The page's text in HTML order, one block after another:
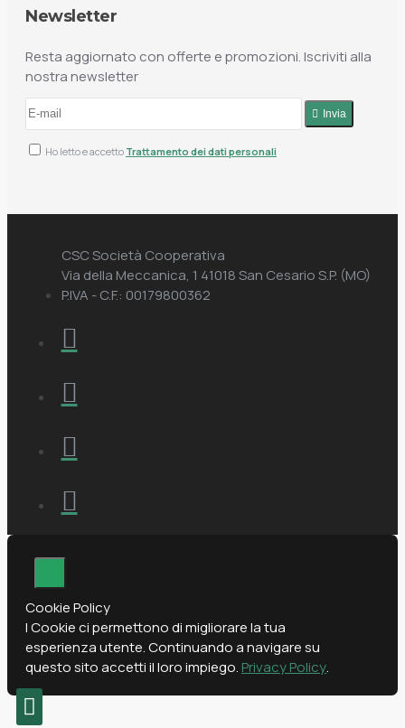
Newsletter
Resta aggiornato con offerte e promozioni. Iscriviti alla
nostra newsletter
Invia
Ho letto e accetto Trattamento dei dati personali
CSC Società Cooperativa
Via della Meccanica, 1 41018 San Cesario S.P. (MO)
P.IVA - C.F.: 00179800362
Cookie Policy
I Cookie ci permettono di migliorare la tua
esperienza utente. Continuando a navigare su
questo sito accetti il loro impiego. Privacy Policy.